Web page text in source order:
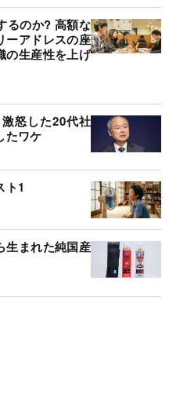
るのか? 高額な
ーアドレスの座
の生産性を上げ
怒した20代社
たワケ
ト1
生まれた純国産